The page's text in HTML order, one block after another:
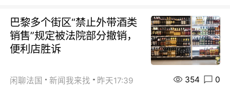
巴黎多个街区“禁止外带酒类
销售”规定被法院部分撤销，
便利店胜诉
闲聊法国 新闻我来找 昨天17:39 354 0